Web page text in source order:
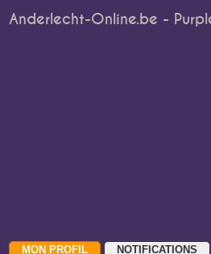
Anderlecht-Online.be -